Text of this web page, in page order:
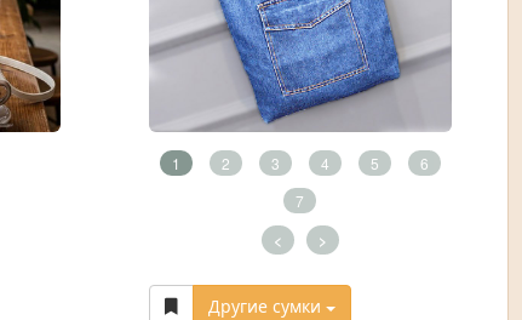
1 2 3 4 5
6
7
< >
Другие сумки